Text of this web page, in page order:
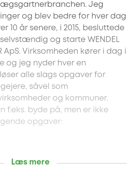
Jeg
og blev bedre for hver dag
10 år senere, i 2015, besluttede
og starte WENDEL
ApS. Virksomheden kører i dag i
og jeg nyder hver en
alle slags opgaver for
såvel som
og kommuner.
f.eks. byde på, men er ikke
opgaver:
Læs mere